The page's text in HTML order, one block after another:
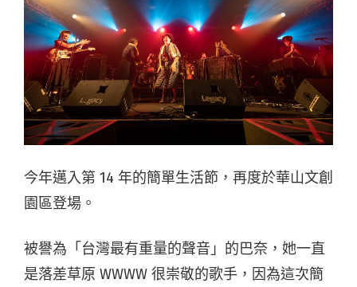
今年邁入第 14 年的簡單生活節，再度於華山文創
園區登場。
被譽為「台灣最有重量的聲音」的巴奈，她一直
是落差草原 WWWW 很崇敬的歌手，因為這次簡